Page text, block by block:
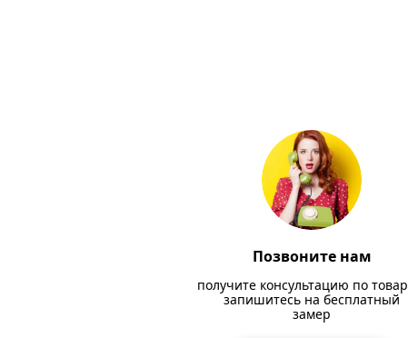
Позвоните нам
получите консультацию по
запишитесь на бесплатный
замер